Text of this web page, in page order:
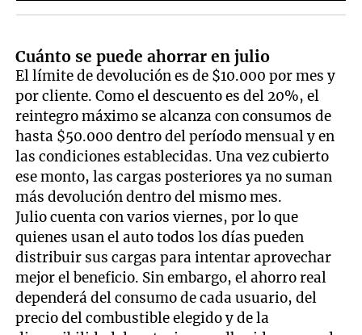
Cuánto se puede ahorrar en julio
El límite de devolución es de $10.000 por mes y
por cliente. Como el descuento es del 20%, el
reintegro máximo se alcanza con consumos de
hasta $50.000 dentro del período mensual y en
las condiciones establecidas. Una vez cubierto
ese monto, las cargas posteriores ya no suman
más devolución dentro del mismo mes.
Julio cuenta con varios viernes, por lo que
quienes usan el auto todos los días pueden
distribuir sus cargas para intentar aprovechar
mejor el beneficio. Sin embargo, el ahorro real
dependerá del consumo de cada usuario, del
precio del combustible elegido y de la